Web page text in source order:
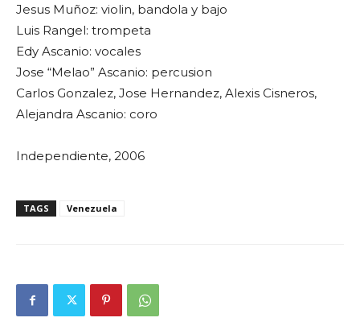
Jesus Muñoz: violin, bandola y bajo
Luis Rangel: trompeta
Edy Ascanio: vocales
Jose “Melao” Ascanio: percusion
Carlos Gonzalez, Jose Hernandez, Alexis Cisneros,
Alejandra Ascanio: coro
Independiente, 2006
TAGS Venezuela